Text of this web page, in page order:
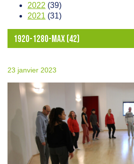
2022 (39)
2021 (31)
1920-1280-MAX (42)
23 janvier 2023